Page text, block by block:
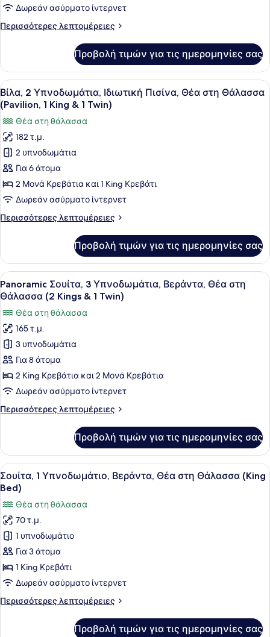
Βεράντα,
παραλία
Beds)
Δωρεάν ασύρματο ίντερνετ
Περισσότερες λεπτομέρειες
Περισσότερες
2
Υπνοδωμάτια,
Βεράντα,
Στην
παραλία
(Pavilion,
King
Beds)
Προβολή τιμών για τις ημερομηνίες σας
Προβολή
όλων
των
φωτογραφιών
για
Βίλα,
2
Υπνοδωμάτια,
Ιδιωτική
Θέα
(Pavilion,
1
King
&
1
Twin)
Ένα μοντέρνο σαλόνι με έναν
5
Βίλα, 2 Υπνοδωμάτια, Ιδιωτική Πισίνα, Θέα στη Θάλασσα
(Pavilion, 1 King & 1 Twin)
Θέα στη θάλασσα
182 τ.μ.
2 υπνοδωμάτια
Για 6 άτομα
2 Μονά Κρεβάτια και 1 King Κρεβάτι
Δωρεάν ασύρματο ίντερνετ
Περισσότερες λεπτομέρειες
Περισσότερες
2
Υπνοδωμάτια,
Ιδιωτική
Πισίνα,
Θέα
στη
Θάλασσα
(Pavilion,
King
Twin)
Προβολή τιμών για τις ημερομηνίες σας
Προβολή
όλων
των
φωτογραφιών
για
Panoramic
Σουίτα,
3
Υπνοδωμάτια,
Θέα
(2
Kings
&
1
Twin)
Ένα μοντέρνο σαλόνι με έναν
6
Panoramic Σουίτα, 3 Υπνοδωμάτια, Βεράντα, Θέα στη
Θάλασσα (2 Kings & 1 Twin)
Θέα στη θάλασσα
165 τ.μ.
3 υπνοδωμάτια
Για 8 άτομα
2 King Κρεβάτια και 2 Μονά Κρεβάτια
Δωρεάν ασύρματο ίντερνετ
Περισσότερες λεπτομέρειες
Περισσότερες
Σουίτα,
Υπνοδωμάτια,
Βεράντα,
στη
Θάλασσα
(2
Kings
&
Twin)
Προβολή τιμών για τις ημερομηνίες σας
Προβολή
όλων
των
φωτογραφιών
για
Σουίτα,
1
Υπνοδωμάτιο,
Βεράντα,
στη
Ένα δωμάτιο ξενοδοχείου με ένα
5
Σουίτα, 1 Υπνοδωμάτιο, Βεράντα, Θέα στη Θάλασσα (King
Bed)
Θέα στη θάλασσα
70 τ.μ.
1 υπνοδωμάτιο
Για 3 άτομα
1 King Κρεβάτι
Δωρεάν ασύρματο ίντερνετ
Περισσότερες λεπτομέρειες
Περισσότερες
Προβολή τιμών για τις ημερομηνίες σας